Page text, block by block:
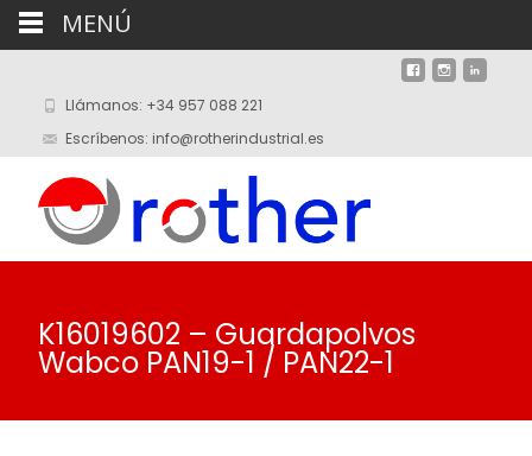
Llámanos: +34 957 088 221
Escríbenos: info@rotherindustrial.es
K16019602 – Guardapolvos
Wabco PAN19-1 / PAN22-1
MENÚ